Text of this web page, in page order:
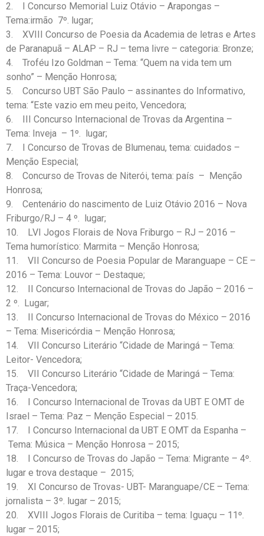
2. I Concurso Memorial Luiz Otávio – Arapongas –
Tema:irmão 7º. lugar;
3. XVIII Concurso de Poesia da Academia de letras e Artes
de Paranapuã – ALAP – RJ – tema livre – categoria: Bronze;
4. Troféu Izo Goldman – Tema: “Quem na vida tem um
sonho” – Menção Honrosa;
5. Concurso UBT São Paulo – assinantes do Informativo,
tema: “Este vazio em meu peito, Vencedora;
6. III Concurso Internacional de Trovas da Argentina –
Tema: Inveja – 1º. lugar;
7. I Concurso de Trovas de Blumenau, tema: cuidados –
Menção Especial;
8. Concurso de Trovas de Niterói, tema: país – Menção
Honrosa;
9. Centenário do nascimento de Luiz Otávio 2016 – Nova
Friburgo/RJ – 4 º. lugar;
10. LVI Jogos Florais de Nova Friburgo – RJ – 2016 –
Tema humorístico: Marmita – Menção Honrosa;
11. VII Concurso de Poesia Popular de Maranguape – CE –
2016 – Tema: Louvor – Destaque;
12. II Concurso Internacional de Trovas do Japão – 2016 –
2 º. Lugar;
13. II Concurso Internacional de Trovas do México – 2016
– Tema: Misericórdia – Menção Honrosa;
14. VII Concurso Literário “Cidade de Maringá – Tema:
Leitor- Vencedora;
15. VII Concurso Literário “Cidade de Maringá – Tema:
Traça-Vencedora;
16. I Concurso Internacional de Trovas da UBT E OMT de
Israel – Tema: Paz – Menção Especial – 2015.
17. I Concurso Internacional da UBT E OMT da Espanha –
Tema: Música – Menção Honrosa – 2015;
18. I Concurso de Trovas do Japão – Tema: Migrante – 4º.
lugar e trova destaque – 2015;
19. XI Concurso de Trovas- UBT- Maranguape/CE – Tema:
jornalista – 3º. lugar – 2015;
20. XVIII Jogos Florais de Curitiba – tema: Iguaçu – 11º.
lugar – 2015;